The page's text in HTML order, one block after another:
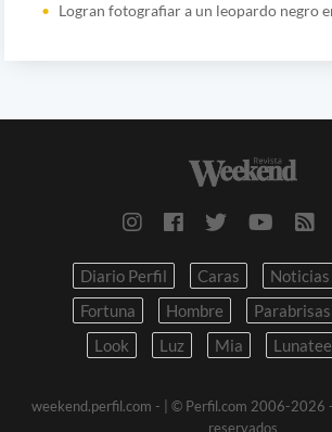
Logran fotografiar a un leopardo negro
Diario Perfil Caras Noticias
Fortuna
Hombre Parabrisas
Look
Luz Mia
weekend.perfil.com -
| © Perfil.com 2006-2026
reservados